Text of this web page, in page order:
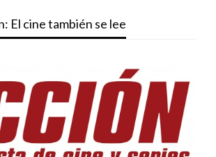
El cine también se lee